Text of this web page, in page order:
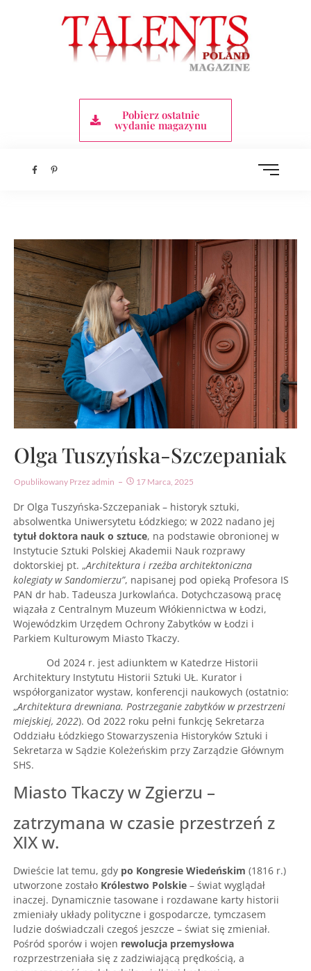
Pobierz ostatnie
wydanie magazynu
Olga Tuszyńska-Szczepaniak
Opublikowany Przez Admin 17 Marca, 2025
Dr Olga Tuszyńska-Szczepaniak – historyk sztuki,
absolwentka Uniwersytetu Łódzkiego; w 2022 nadano jej
tytuł doktora nauk o sztuce, na podstawie obronionej w
Instytucie Sztuki Polskiej Akademii Nauk rozprawy
doktorskiej pt. „Architektura i rzeźba architektoniczna
kolegiaty w Sandomierzu”, napisanej pod opieką Profesora IS
PAN dr hab. Tadeusza Jurkowlańca. Dotychczasową pracę
wiązała z Centralnym Muzeum Włókiennictwa w Łodzi,
Wojewódzkim Urzędem Ochrony Zabytków w Łodzi i
Parkiem Kulturowym Miasto Tkaczy.
Od 2024 r. jest adiunktem w Katedrze Historii
Architektury Instytutu Historii Sztuki UŁ. Kurator i
współorganizator wystaw, konferencji naukowych (ostatnio:
„Architektura drewniana. Postrzeganie zabytków w przestrzeni
miejskiej, 2022). Od 2022 roku pełni funkcję Sekretarza
Oddziału Łódzkiego Stowarzyszenia Historyków Sztuki i
Sekretarza w Sądzie Koleżeńskim przy Zarządzie Głównym
SHS.
Miasto Tkaczy w Zgierzu –
zatrzymana w czasie przestrzeń z
XIX w.
Dwieście lat temu, gdy po Kongresie Wiedeńskim (1816 r.)
utworzone zostało Królestwo Polskie – świat wyglądał
inaczej. Dynamicznie tasowane i rozdawane karty historii
zmieniały układy polityczne i gospodarcze, tymczasem
ludzie doświadczali czegoś jeszcze – świat się zmieniał.
Pośród sporów i wojen rewolucja przemysłowa
rozprzestrzeniała się z zadziwiającą prędkością, a